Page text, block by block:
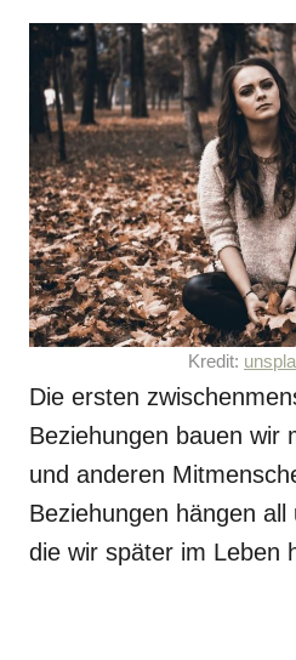
Kredit:
Die ersten
Beziehungen bauen wir
und anderen
Beziehungen hängen all
die wir später im Leben